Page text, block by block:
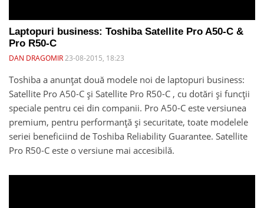
Laptopuri business: Toshiba Satellite Pro A50-C &
Pro R50-C
DAN DRAGOMIR23-08-2015, 18:23
Toshiba a anunțat două modele noi de laptopuri business:
Satellite Pro A50-C și Satellite Pro R50-C , cu dotări și funcții
speciale pentru cei din companii. Pro A50-C este versiunea
premium, pentru performanță și securitate, toate modelele
seriei beneficiind de Toshiba Reliability Guarantee. Satellite
Pro R50-C este o versiune mai accesibilă.